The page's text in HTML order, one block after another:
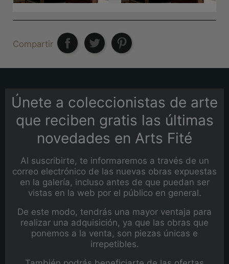
Compartir
Únete a coleccionistas de arte
que reciben gratis las últimas
novedades en Arts Fité
Al suscribirte, te informaremos a través de un
correo electrónico de las nuevas obras expuestas
en la galería, incluso antes de que puedan ser
vistas en la web por el público en general.
De este modo, tendrás una mayor ventaja para
realizar una adquisición, ya que las obras que
ponemos a la venta, son piezas únicas e
irrepetibles.